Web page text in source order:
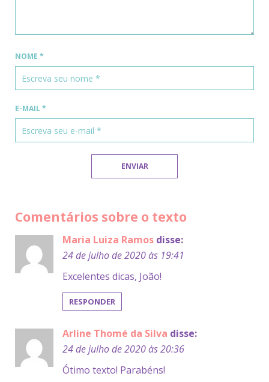
NOME *
E-MAIL*
Comentários sobre o texto
Maria Luiza Ramos disse:
24 de julho de 2020 às 19:41
Excelentes dicas, João!
RESPONDER
Arline Thomé da Silva disse:
24 de julho de 2020 às 20:36
Ótimo texto! Parabéns!